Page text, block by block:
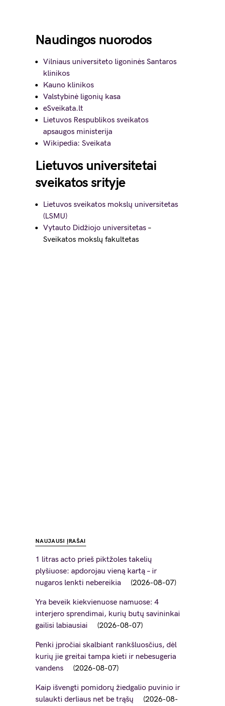
Naudingos nuorodos
Vilniaus universiteto ligoninės Santaros
klinikos
Kauno klinikos
Valstybinė ligonių kasa
eSveikata.lt
Lietuvos Respublikos sveikatos
apsaugos ministerija
Wikipedia: Sveikata
Lietuvos universitetai
sveikatos srityje
Lietuvos sveikatos mokslų universitetas
(LSMU)
Vytauto Didžiojo universitetas –
Sveikatos mokslų fakultetas
NAUJAUSI ĮRAŠAI
1 litras acto prieš piktžoles takelių
plyšiuose: apdorojau vieną kartą – ir
nugaros lenkti nebereikia
2026-08-07
Yra beveik kiekvienuose namuose: 4
interjero sprendimai, kurių butų savininkai
gailisi labiausiai
2026-08-07
Penki įpročiai skalbiant rankšluosčius, dėl
kurių jie greitai tampa kieti ir nebesugeria
vandens
2026-08-07
Kaip išvengti pomidorų žiedgalio puvinio ir
sulaukti derliaus net be trąšų
2026-08-